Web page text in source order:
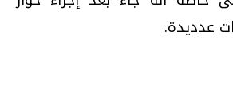
عدديدة.